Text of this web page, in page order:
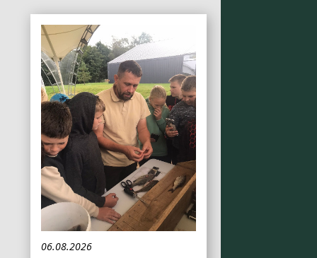
06.08.2026